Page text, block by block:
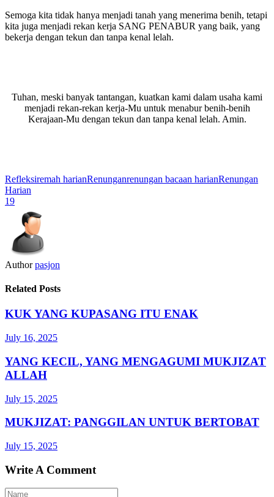
Semoga kita tidak hanya menjadi tanah yang menerima benih, tetapi
kita juga menjadi rekan kerja SANG PENABUR yang baik, yang
bekerja dengan tekun dan tanpa kenal lelah.
Tuhan, meski banyak tantangan, kuatkan kami dalam usaha kami
menjadi rekan-rekan kerja-Mu untuk menabur benih-benih
Kerajaan-Mu dengan tekun dan tanpa kenal lelah. Amin.
Refleksiremah harianRenunganrenungan bacaan harianRenungan
Harian
19
Author pasjon
Related Posts
KUK YANG KUPASANG ITU ENAK
July 16, 2025
YANG KECIL, YANG MENGAGUMI MUKJIZAT
ALLAH
July 15, 2025
MUKJIZAT: PANGGILAN UNTUK BERTOBAT
July 15, 2025
Write A Comment